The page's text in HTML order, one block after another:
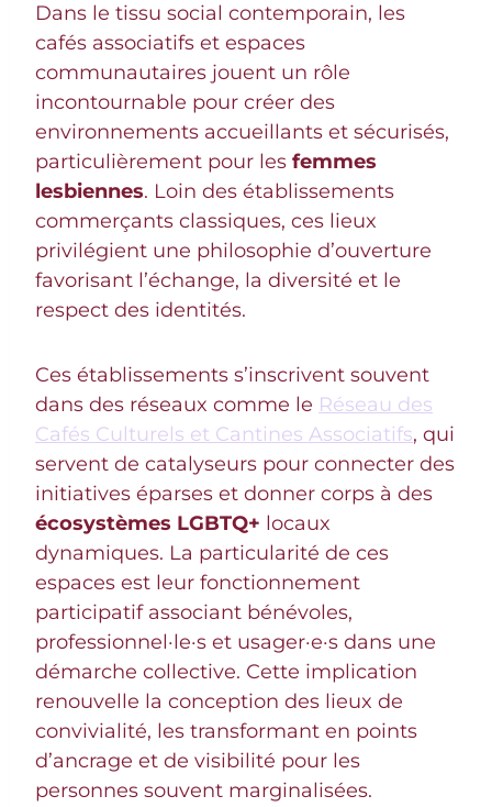
Dans le tissu social contemporain, les
cafés associatifs et espaces
communautaires jouent un rôle
incontournable pour créer des
environnements accueillants et sécurisés,
particulièrement pour les femmes
lesbiennes. Loin des établissements
commerçants classiques, ces lieux
privilégient une philosophie d’ouverture
favorisant l’échange, la diversité et le
respect des identités.
Ces établissements s’inscrivent souvent
dans des réseaux comme le Réseau des
Cafés Culturels et Cantines Associatifs, qui
servent de catalyseurs pour connecter des
initiatives éparses et donner corps à des
écosystèmes LGBTQ+ locaux
dynamiques. La particularité de ces
espaces est leur fonctionnement
participatif associant bénévoles,
professionnel·le·s et usager·e·s dans une
démarche collective. Cette implication
renouvelle la conception des lieux de
convivialité, les transformant en points
d’ancrage et de visibilité pour les
personnes souvent marginalisées.